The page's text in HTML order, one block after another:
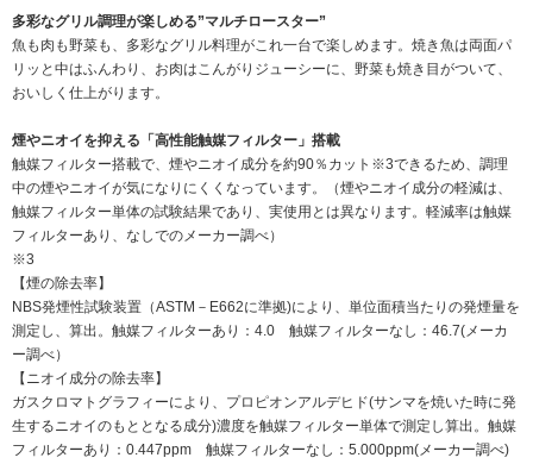
多彩なグリル調理が楽しめる”マルチロースター”
魚も肉も野菜も、多彩なグリル料理がこれ一台で楽しめます。焼き魚は両面パ
リッと中はふんわり、お肉はこんがりジューシーに、野菜も焼き目がついて、
おいしく仕上がります。
煙やニオイを抑える「高性能触媒フィルター」搭載
触媒フィルター搭載で、煙やニオイ成分を約90％カット※3できるため、調理
中の煙やニオイが気になりにくくなっています。（煙やニオイ成分の軽減は、
触媒フィルター単体の試験結果であり、実使用とは異なります。軽減率は触媒
フィルターあり、なしでのメーカー調べ）
※3
【煙の除去率】
NBS発煙性試験装置（ASTM－E662に準拠)により、単位面積当たりの発煙量を
測定し、算出。触媒フィルターあり：4.0 触媒フィルターなし：46.7(メーカ
ー調べ）
【ニオイ成分の除去率】
ガスクロマトグラフィーにより、プロピオンアルデヒド(サンマを焼いた時に発
生するニオイのもととなる成分)濃度を触媒フィルター単体で測定し算出。触媒
フィルターあり：0.447ppm 触媒フィルターなし：5.000ppm(メーカー調べ)